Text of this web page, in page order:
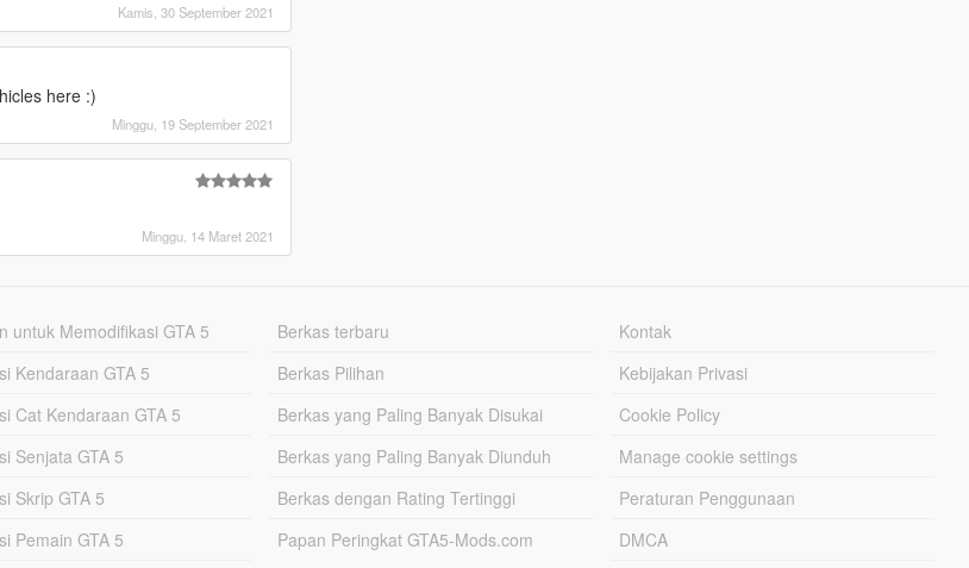
Kamis, 30 September 2021
here :)
Minggu, 19 September 2021
Minggu, 14 Maret 2021
untuk Memodifikasi GTA 5
Kendaraan GTA 5
Cat Kendaraan GTA 5
Senjata GTA 5
Skrip GTA 5
Pemain GTA 5
Berkas terbaru
Berkas Pilihan
Berkas yang Paling Banyak Disukai
Berkas yang Paling Banyak Diunduh
Berkas dengan Rating Tertinggi
Papan Peringkat GTA5-Mods.com
Kontak
Kebijakan Privasi
Cookie Policy
Manage cookie settings
Peraturan Penggunaan
DMCA